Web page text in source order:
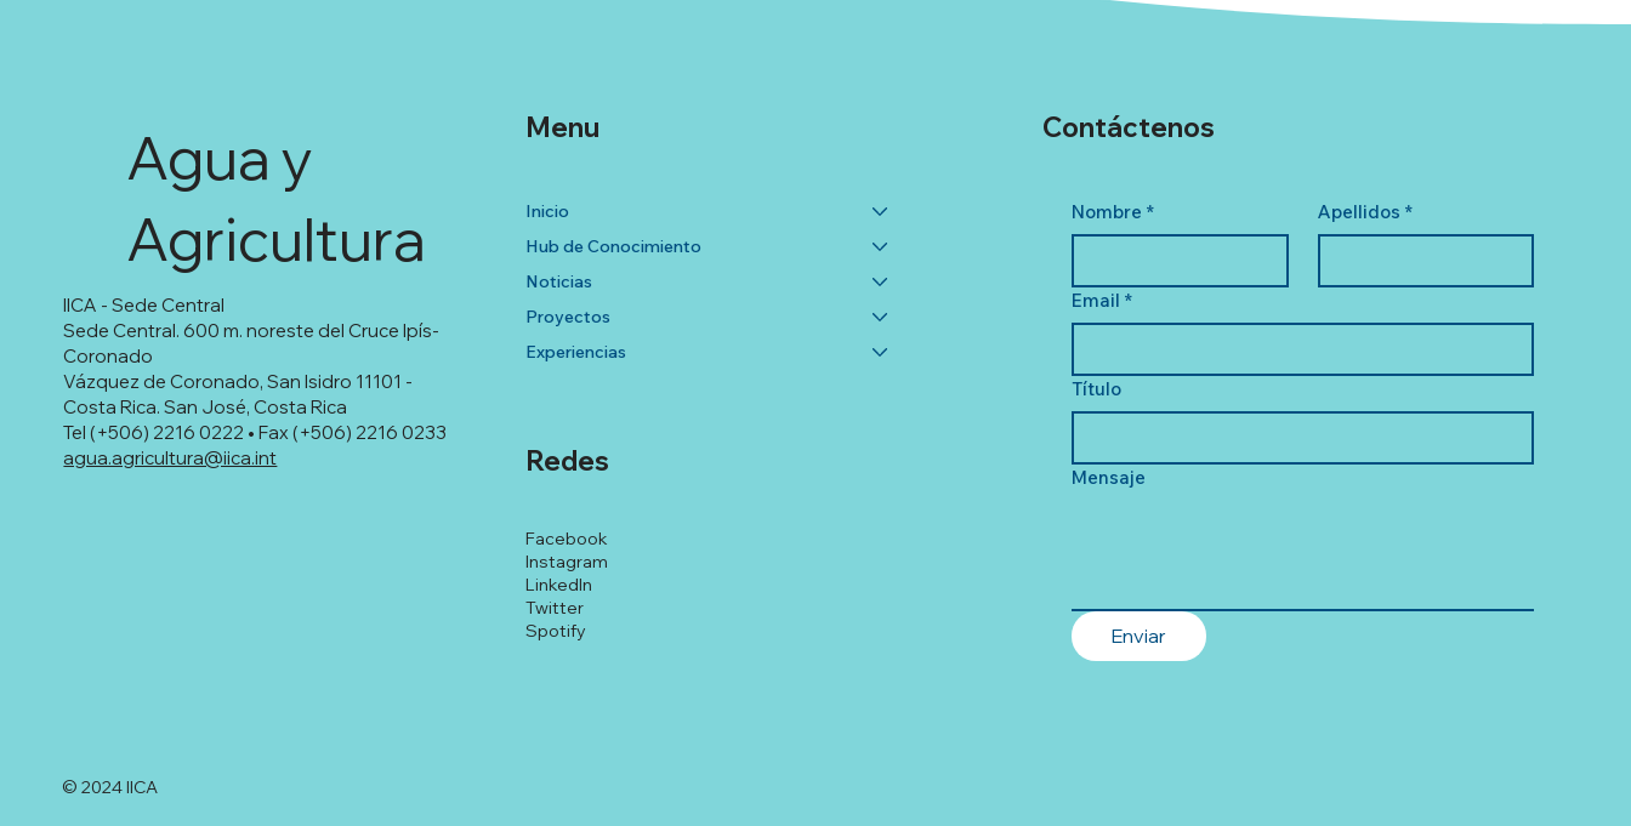
IICA - Sede Central
Sede Central. 600 m. noreste del Cruce Ipís-
Coronado
Vázquez de Coronado, San Isidro 11101 -
Costa Rica. San José, Costa Rica
Tel (+506) 2216 0222 • Fax (+506) 2216 0233
agua.agricultura@iica.int
Agua y
Agricultura
Facebook
Instagram
LinkedIn
Twitter
Spotify
Redes
Inicio
Hub de Conocimiento
Noticias
Proyectos
Experiencias
Menu
Nombre * Apellidos *
Email *
Título
Mensaje
Enviar
Contáctenos
© 2024 IICA